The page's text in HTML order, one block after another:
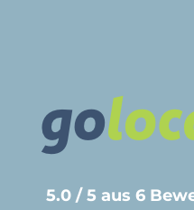
5.0 / 5 aus 6